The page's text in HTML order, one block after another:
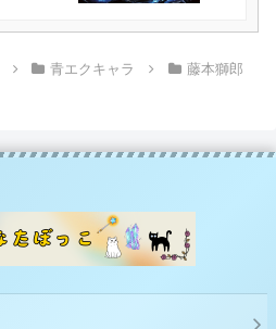
青エクキャラ 藤本獅郎